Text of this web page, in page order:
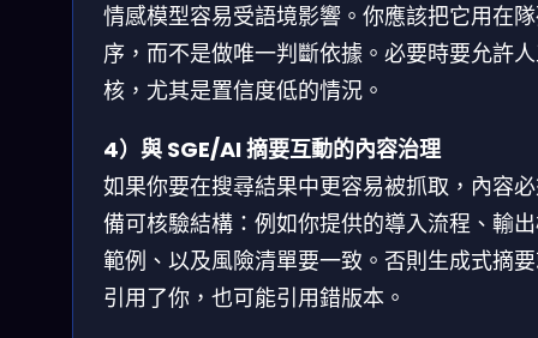
情感模型容易受語境影響。你應該把它用在
序，而不是做唯一判斷依據。必要時要允許
核，尤其是置信度低的情況。
4）與 SGE/AI 摘要互動的內容治理
如果你要在搜尋結果中更容易被抓取，內容
備可核驗結構：例如你提供的導入流程、輸
範例、以及風險清單要一致。否則生成式摘
引用了你，也可能引用錯版本。